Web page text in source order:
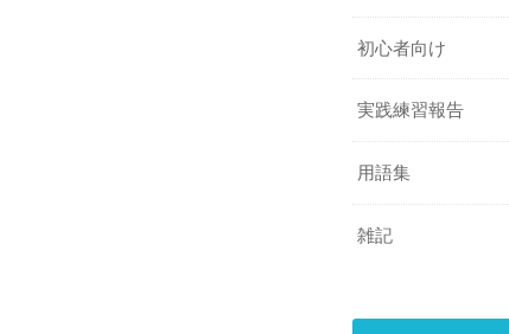
初心者向け
実践練習報告
用語集
雑記